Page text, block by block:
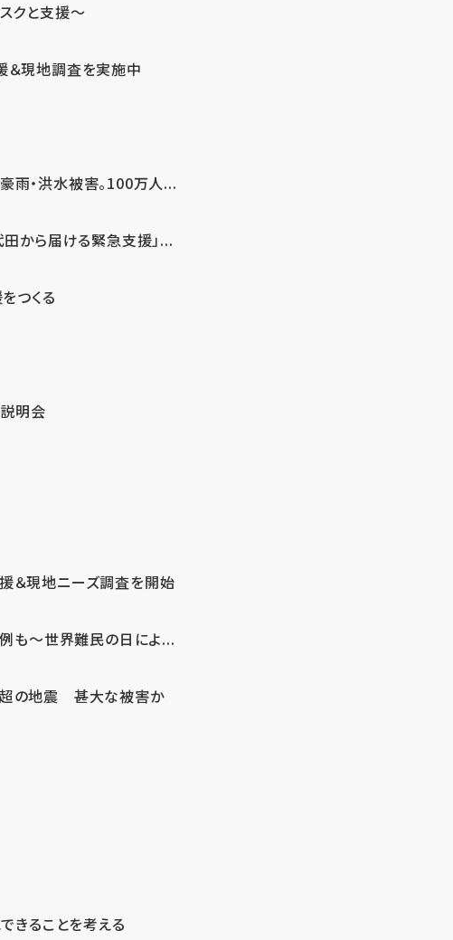
クと支援～
＆現地調査を実施中
雨・洪水被害。100万人...
から届ける緊急支援」...
つくる
明会
＆現地ニーズ調査を開始
例も～世界難民の日によ...
超の地震 甚大な被害か
きることを考える